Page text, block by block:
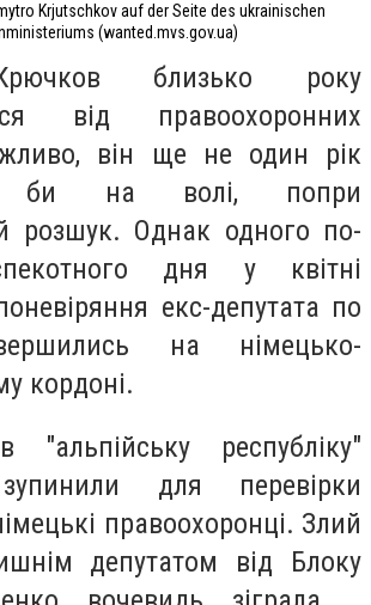
Krjutschkov auf der Seite des ukrainischen
(wanted.mvs.gov.ua)
близько року
від правоохоронних
він ще не один рік
би на волі, попри
розшук. Однак одного по-
дня у квітні
екс-депутата по
на німецько-
кордоні.
республіку"
для перевірки
правоохоронці. Злий
депутатом від Блоку